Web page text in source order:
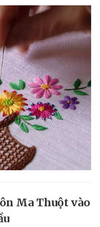
Ma Thuột vào